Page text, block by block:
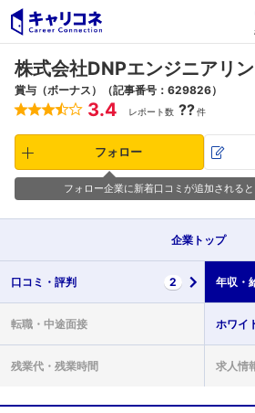
株式会社DNPエンジニアリ
賞与（ボーナス）（記事番号：629826）
3.4 レポート数 ??件
フォロー
フォロー企業に新着口コミが追加される
企業 トップ
口コミ・ 評判 2 年収・
転職・ 中途面接 ホワイ
残業代・ 残業時間 求人情